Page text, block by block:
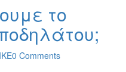
το
0 Comments